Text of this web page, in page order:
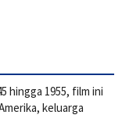
hingga 1955, film ini
keluarga